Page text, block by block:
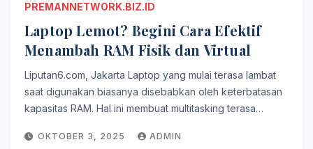
PREMANNETWORK.BIZ.ID
Laptop Lemot? Begini Cara Efektif
Menambah RAM Fisik dan Virtual
Liputan6.com, Jakarta Laptop yang mulai terasa lambat
saat digunakan biasanya disebabkan oleh keterbatasan
kapasitas RAM. Hal ini membuat multitasking terasa…
OKTOBER 3, 2025 ADMIN